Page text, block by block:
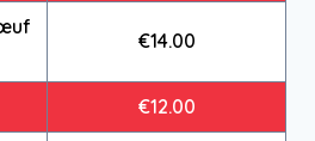
€14.00
€12.00